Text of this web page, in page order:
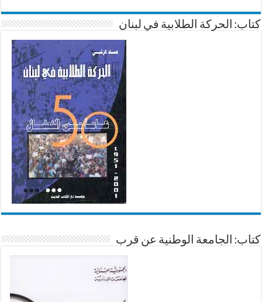
كتاب: الحركة الطلابية في لبنان
كتاب: الجامعة الوطنية عن قرب